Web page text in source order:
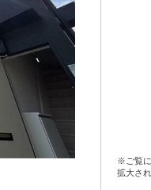
※ご覧に
拡大さ